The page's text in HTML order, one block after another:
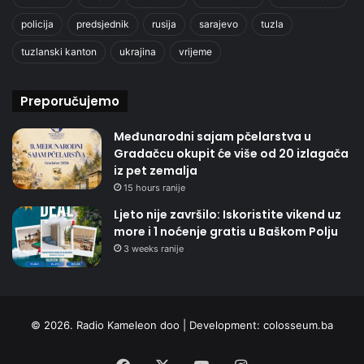
policija predsjednik rusija sarajevo tuzla
tuzlanski kanton ukrajina vrijeme
Preporučujemo
Međunarodni sajam pčelarstva u
Gradačcu okupit će više od 20 izlagača
iz pet zemalja
15 hours ranije
Ljeto nije završilo: Iskoristite vikend uz
more i 1 noćenje gratis u Baškom Polju
3 weeks ranije
© 2026. Radio Kameleon doo | Development: colosseum.ba